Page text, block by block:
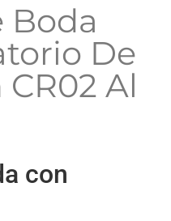
Boda
De
Al
con